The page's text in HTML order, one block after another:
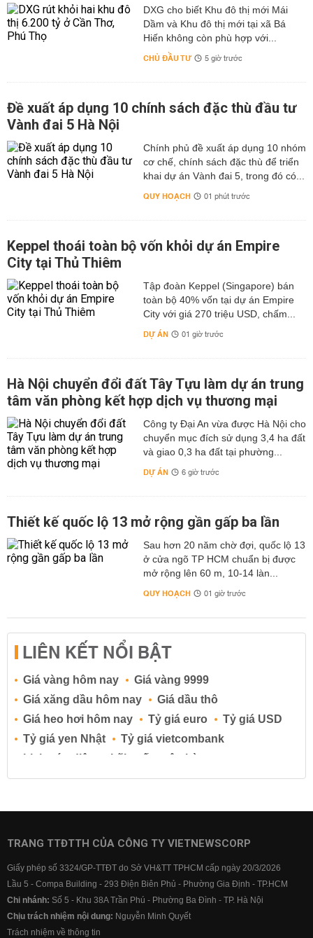
DXG cho biết Khu đô thị mới Mái
Dầm và Khu đô thị mới tại xã Bá
Hiến không còn phù hợp với...
CHỦ ĐẦU TƯ 5 giờ trước
Đề xuất áp dụng 10 chính sách đặc thù đầu tư
Vành đai 5 Hà Nội
Chính phủ đề xuất áp dụng 10 nhóm
cơ chế, chính sách đặc thù để triển
khai dự án Vành đai 5, trong đó có...
QUY HOẠCH 01 phút trước
Keppel thoái toàn bộ vốn khỏi dự án Empire
City tại Thủ Thiêm
Tập đoàn Keppel (Singapore) bán
toàn bộ 40% vốn tại dự án Empire
City với giá 270 triệu USD, chấm...
DỰ ÁN 01 giờ trước
Hà Nội chuyển đổi đất Tây Tựu làm dự án trung
tâm văn phòng kết hợp dịch vụ thương mại
Công ty Đại An vừa được Hà Nội cho
chuyển mục đích sử dụng 3,4 ha đất
và giao 0,3 ha đất tại phường...
DỰ ÁN 6 giờ trước
Thiết kế quốc lộ 13 mở rộng gần gấp ba lần
Sau hơn 20 năm chờ đợi, quốc lộ 13
ở cửa ngõ TP HCM chuẩn bị được
mở rộng lên 60 m, 10-14 làn...
QUY HOẠCH 01 giờ trước
LIÊN KẾT NỔI BẬT
Giá vàng hôm nay
Giá vàng 9999
Giá xăng dầu hôm nay
Giá dầu thô
Giá heo hơi hôm nay
Tỷ giá euro
Tỷ giá USD
Tỷ giá yen Nhật
Tỷ giá vietcombank
Lịch cúp điện
Lãi suất ngân hàng
Lãi suất tiết kiệm
Lãi suất tiền gửi
Lãi suất ngân hàng BIDV
Lãi suất ngân hàng Vietcombank
TRANG TTĐTTH CỦA CÔNG TY VIETNEWSCORP
Giấy phép số 3324/GP-TTĐT do Sở VH&TT TPHCM cấp ngày 20/3/2026
Lầu 5 - Compa Building - 293 Điện Biên Phủ - Phường Gia Định - TP.HCM
Chi nhánh: Số 5 - Khu 38A Trần Phú - Phường Ba Đình - TP. Hà Nội
Chịu trách nhiệm nội dung: Nguyễn Minh Quyết
Trách nhiệm về thông tin